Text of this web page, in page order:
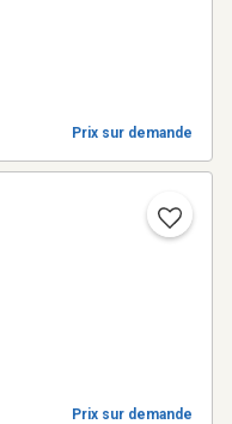
Prix sur demande
Prix sur demande